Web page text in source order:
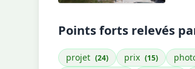
Points forts relevés
projet (24) prix (15)